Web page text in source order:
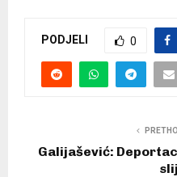
PODJELI 0
Galijašević: